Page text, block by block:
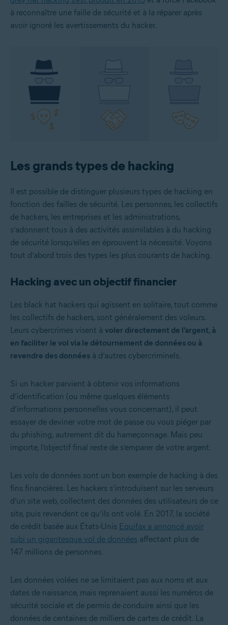
à reconnaître une faille de sécurité et à la réparer après
avoir ignoré les avertissements du hacker.
Les grands types de hacking
Il est possible de distinguer plusieurs types de hacking en
fonction des failles de sécurité. Les personnes, les collectifs
de hackers, les entreprises et les administrations,
s’adonnent tous à des activités assimilables à du hacking
de sécurité lorsqu’elles en éprouvent la nécessité. Voyons
tout d’abord trois des types les plus courants de hacking.
Hacking avec un objectif financier
Les black hat hackers qui agissent en solitaire, tout comme
les collectifs de hackers, sont généralement des voleurs.
Leurs cybercrimes visent à voler directement de l’argent, à
en faciliter le vol via le détournement de données ou à
revendre des données à d’autres cybercriminels.
Si un hacker parvient à obtenir vos informations
d’identification (ou même quelques éléments
d’informations personnelles vous concernant), il peut
essayer de deviner votre mot de passe ou vous piéger par
du phishing, autrement dit du hameçonnage. Mais peu
importe, l’objectif final reste de s’emparer de votre argent.
Les vols de données sont un bon exemple de hacking à des
fins financières. Les hackers s’introduisent sur les serveurs
d’un site web, collectent des données des utilisateurs de ce
site, puis revendent ce qu’ils ont volé. En 2017, la société
de crédit basée aux États-Unis Equifax a annoncé avoir
subi un gigantesque vol de données affectant plus de
147 millions de personnes.
Les données volées ne se limitaient pas aux noms et aux
dates de naissance, mais reprenaient aussi les numéros de
sécurité sociale et de permis de conduire ainsi que les
données de centaines de milliers de cartes de crédit. La